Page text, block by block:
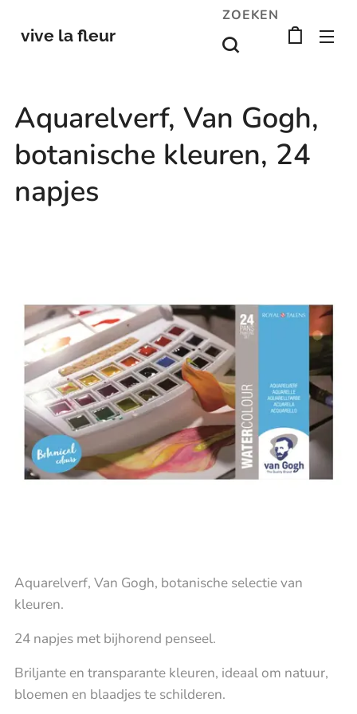
vive la fleur
ZOEKEN
Aquarelverf, Van Gogh,
botanische kleuren, 24
napjes
Aquarelverf, Van Gogh, botanische selectie van
kleuren.
24 napjes met bijhorend penseel.
Briljante en transparante kleuren, ideaal om natuur,
bloemen en blaadjes te schilderen.